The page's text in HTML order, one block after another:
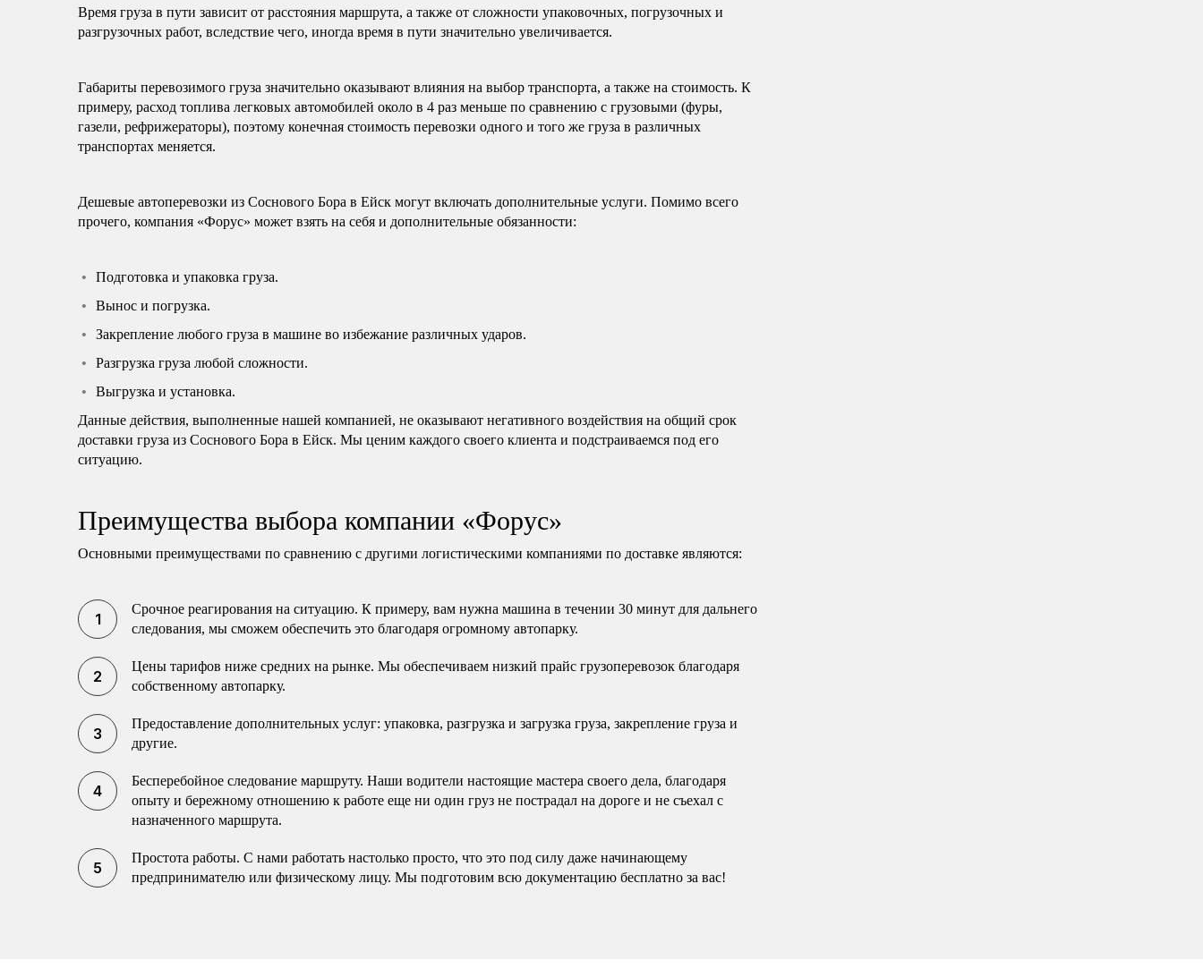
Время груза в пути зависит от расстояния маршрута, а также от сложности упаковочных, погрузочных и
разгрузочных работ, вследствие чего, иногда время в пути значительно увеличивается.
Габариты перевозимого груза значительно оказывают влияния на выбор транспорта, а также на стоимость. К
примеру, расход топлива легковых автомобилей около в 4 раз меньше по сравнению с грузовыми (фуры,
газели, рефрижераторы), поэтому конечная стоимость перевозки одного и того же груза в различных
транспортах меняется.
Дешевые автоперевозки из Соснового Бора в Ейск могут включать дополнительные услуги. Помимо всего
прочего, компания «Форус» может взять на себя и дополнительные обязанности:
Подготовка и упаковка груза.
Вынос и погрузка.
Закрепление любого груза в машине во избежание различных ударов.
Разгрузка груза любой сложности.
Выгрузка и установка.
Данные действия, выполненные нашей компанией, не оказывают негативного воздействия на общий срок
доставки груза из Соснового Бора в Ейск. Мы ценим каждого своего клиента и подстраиваемся под его
ситуацию.
Преимущества выбора компании «Форус»
Основными преимуществами по сравнению с другими логистическими компаниями по доставке являются:
Срочное реагирования на ситуацию. К примеру, вам нужна машина в течении 30 минут для дальнего
следования, мы сможем обеспечить это благодаря огромному автопарку.
Цены тарифов ниже средних на рынке. Мы обеспечиваем низкий прайс грузоперевозок благодаря
собственному автопарку.
Предоставление дополнительных услуг: упаковка, разгрузка и загрузка груза, закрепление груза и
другие.
Бесперебойное следование маршруту. Наши водители настоящие мастера своего дела, благодаря
опыту и бережному отношению к работе еще ни один груз не пострадал на дороге и не съехал с
назначенного маршрута.
Простота работы. С нами работать настолько просто, что это под силу даже начинающему
предпринимателю или физическому лицу. Мы подготовим всю документацию бесплатно за вас!